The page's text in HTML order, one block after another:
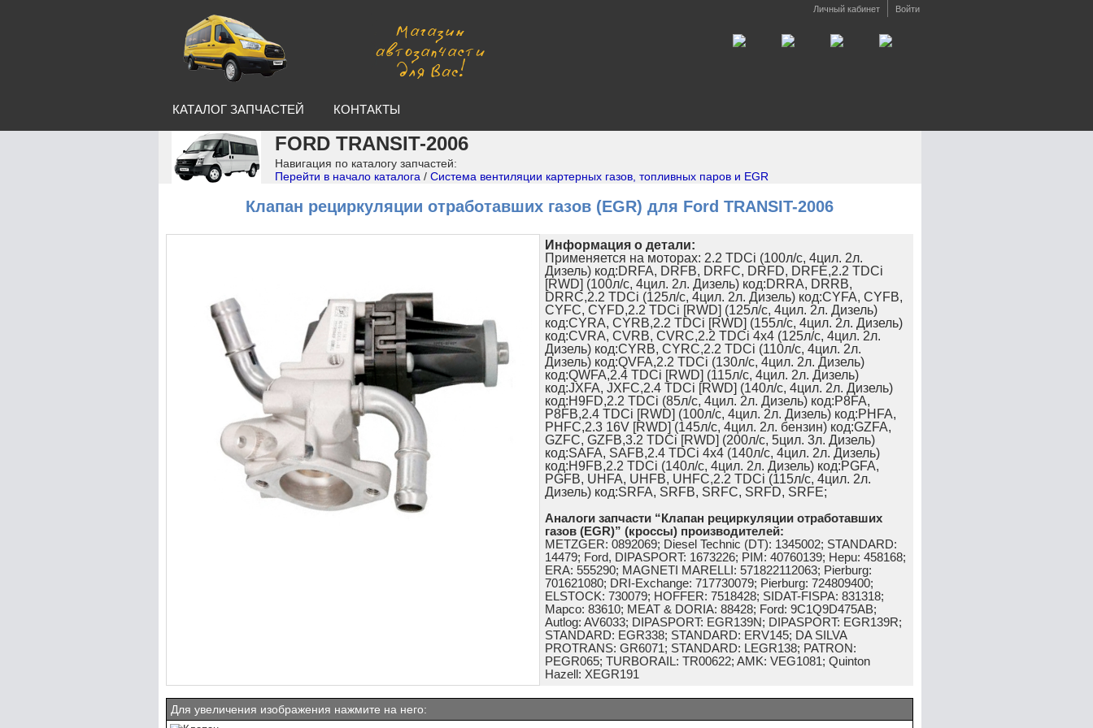
Личный кабинет Войти
КАТАЛОГ ЗАПЧАСТЕЙ КОНТАКТЫ
FORD TRANSIT-2006
Навигация по каталогу запчастей:
Перейти в начало каталога / Система вентиляции картерных газов, топливных паров и EGR
Клапан рециркуляции отработавших газов (EGR) для Ford TRANSIT-2006
Информация о детали:
Применяется на моторах: 2.2 TDCi (100л/с, 4цил. 2л.
Дизель) код:DRFA, DRFB, DRFC, DRFD, DRFE,2.2 TDCi
[RWD] (100л/с, 4цил. 2л. Дизель) код:DRRA, DRRB,
DRRC,2.2 TDCi (125л/с, 4цил. 2л. Дизель) код:CYFA, CYFB,
CYFC, CYFD,2.2 TDCi [RWD] (125л/с, 4цил. 2л. Дизель)
код:CYRA, CYRB,2.2 TDCi [RWD] (155л/с, 4цил. 2л. Дизель)
код:CVRA, CVRB, CVRC,2.2 TDCi 4x4 (125л/с, 4цил. 2л.
Дизель) код:CYRB, CYRC,2.2 TDCi (110л/с, 4цил. 2л.
Дизель) код:QVFA,2.2 TDCi (130л/с, 4цил. 2л. Дизель)
код:QWFA,2.4 TDCi [RWD] (115л/с, 4цил. 2л. Дизель)
код:JXFA, JXFC,2.4 TDCi [RWD] (140л/с, 4цил. 2л. Дизель)
код:H9FD,2.2 TDCi (85л/с, 4цил. 2л. Дизель) код:P8FA,
P8FB,2.4 TDCi [RWD] (100л/с, 4цил. 2л. Дизель) код:PHFA,
PHFC,2.3 16V [RWD] (145л/с, 4цил. 2л. бензин) код:GZFA,
GZFC, GZFB,3.2 TDCi [RWD] (200л/с, 5цил. 3л. Дизель)
код:SAFA, SAFB,2.4 TDCi 4x4 (140л/с, 4цил. 2л. Дизель)
код:H9FB,2.2 TDCi (140л/с, 4цил. 2л. Дизель) код:PGFA,
PGFB, UHFA, UHFB, UHFC,2.2 TDCi (115л/с, 4цил. 2л.
Дизель) код:SRFA, SRFB, SRFC, SRFD, SRFE;
Аналоги запчасти “Клапан рециркуляции отработавших
газов (EGR)” (кроссы) производителей:
METZGER: 0892069; Diesel Technic (DT): 1345002; STANDARD:
14479; Ford, DIPASPORT: 1673226; PIM: 40760139; Hepu: 458168;
ERA: 555290; MAGNETI MARELLI: 571822112063; Pierburg:
701621080; DRI-Exchange: 717730079; Pierburg: 724809400;
ELSTOCK: 730079; HOFFER: 7518428; SIDAT-FISPA: 831318;
Mapco: 83610; MEAT & DORIA: 88428; Ford: 9C1Q9D475AB;
Autlog: AV6033; DIPASPORT: EGR139N; DIPASPORT: EGR139R;
STANDARD: EGR338; STANDARD: ERV145; DA SILVA
PROTRANS: GR6071; STANDARD: LEGR138; PATRON:
PEGR065; TURBORAIL: TR00622; AMK: VEG1081; Quinton
Hazell: XEGR191
Для увеличения изображения нажмите на него: